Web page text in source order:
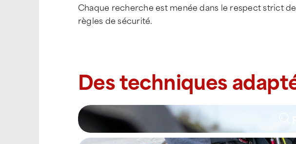
Chaque recherche est menée dans le respect strict
règles de sécurité.
Des techniques